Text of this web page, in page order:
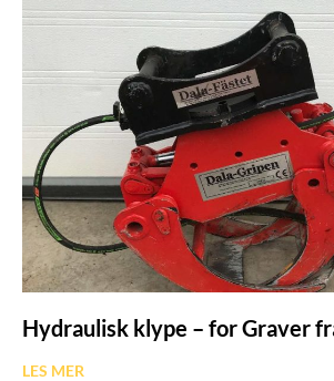
Hydraulisk klype – for Graver
LES MER